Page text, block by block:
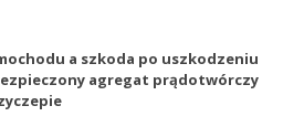
a szkoda po uszkodzeniu
agregat prądotwórczy